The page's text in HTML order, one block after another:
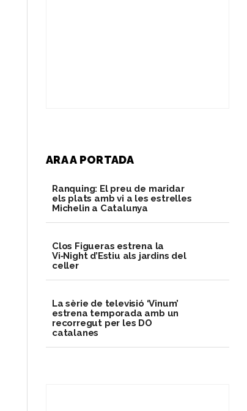
ARA A PORTADA
Ranquing: El preu de maridar
els plats amb vi a les estrelles
Michelin a Catalunya
Clos Figueras estrena la
Vi‑Night d’Estiu als jardins del
celler
La sèrie de televisió ‘Vinum’
estrena temporada amb un
recorregut per les DO
catalanes